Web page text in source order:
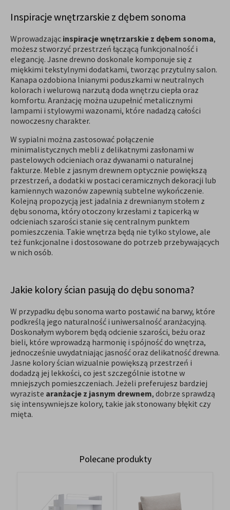
Inspiracje wnętrzarskie z dębem sonoma
Wprowadzając inspiracje wnętrzarskie z dębem sonoma,
możesz stworzyć przestrzeń łączącą funkcjonalność i
elegancję. Jasne drewno doskonale komponuje się z
miękkimi tekstylnymi dodatkami, tworząc przytulny salon.
Kanapa ozdobiona lnianymi poduszkami w neutralnych
kolorach i welurową narzutą doda wnętrzu ciepła oraz
komfortu. Aranżację można uzupełnić metalicznymi
lampami i stylowymi wazonami, które nadadzą całości
nowoczesny charakter.
W sypialni można zastosować połączenie
minimalistycznych mebli z delikatnymi zasłonami w
pastelowych odcieniach oraz dywanami o naturalnej
fakturze. Meble z jasnym drewnem optycznie powiększą
przestrzeń, a dodatki w postaci ceramicznych dekoracji lub
kamiennych wazonów zapewnią subtelne wykończenie.
Kolejną propozycją jest jadalnia z drewnianym stołem z
dębu sonoma, który otoczony krzesłami z tapicerką w
odcieniach szarości stanie się centralnym punktem
pomieszczenia. Takie wnętrza będą nie tylko stylowe, ale
też funkcjonalne i dostosowane do potrzeb przebywających
w nich osób.
Jakie kolory ścian pasują do dębu sonoma?
W przypadku dębu sonoma warto postawić na barwy, które
podkreślą jego naturalność i uniwersalność aranżacyjną.
Doskonałym wyborem będą odcienie szarości, beżu oraz
bieli, które wprowadzą harmonię i spójność do wnętrza,
jednocześnie uwydatniając jasność oraz delikatność drewna.
Jasne kolory ścian wizualnie powiększą przestrzeń i
dodadzą jej lekkości, co jest szczególnie istotne w
mniejszych pomieszczeniach. Jeżeli preferujesz bardziej
wyraziste aranżacje z jasnym drewnem, dobrze sprawdzą
się intensywniejsze kolory, takie jak stonowany błękit czy
mięta.
Polecane produkty